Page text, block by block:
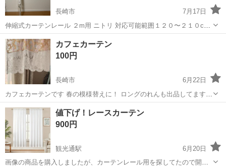
長崎市
7月17日
伸縮式カーテンレール ２m用 ニトリ 対応可能範囲１２０〜２１０cm
今のところ使用予定がないため必要な方へお譲りします。 部屋をリフ
ォーム中のため、使用する場合もあるので お値下げは考えてません。
★現在、外出が厳しい...
長崎 長崎市
カフェカーテン
100円
長崎市
6月22日
カフェカーテンです 春の模様替えに！ ロングのれんも出品してます、
合わせていかがでしょうか? 長さ（横幅）160 丈 51
長崎 長崎市 カーテン、ブラインド
値下げ！レースカーテン
900円
観光通駅
6月20日
画像の商品を購入しましたが、カーテンレール用を探してたので開封